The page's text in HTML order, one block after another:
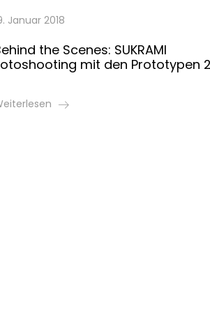
Januar 2018
the Scenes: SUKRAMI
mit den Prototypen